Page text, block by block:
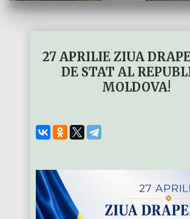
27 APRILIE ZIUA
DE STAT AL
MOLDOVA!